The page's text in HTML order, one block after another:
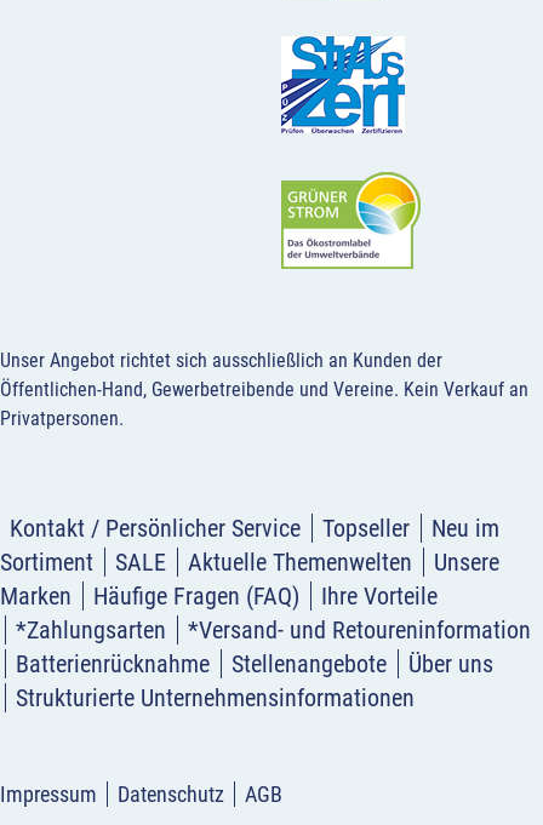
Unser Angebot richtet sich ausschließlich an Kunden der
Öffentlichen-Hand, Gewerbetreibende und Vereine. Kein Verkauf an
Privatpersonen.
Kontakt / Persönlicher Service Topseller
Neu im
Sortiment
SALE Aktuelle Themenwelten
Unsere
Marken
Häufige Fragen (FAQ)
Ihre Vorteile
*Zahlungsarten
*Versand- und Retoureninformation
Batterienrücknahme
Stellenangebote
Über uns
Strukturierte Unternehmensinformationen
Impressum Datenschutz AGB